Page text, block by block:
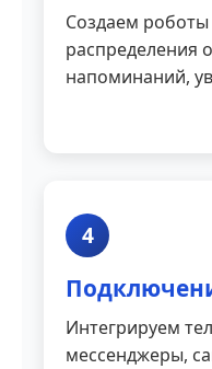
Создаем роботы
распределения
напоминаний,
4
Интегрируем
мессенджеры,